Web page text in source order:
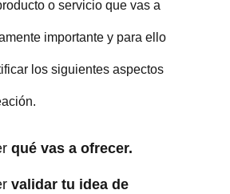
o servicio que vas a
importante y para ello
los siguientes aspectos
qué vas a ofrecer.
validar tu idea de